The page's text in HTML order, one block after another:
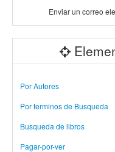
Enviar un correo
Por Autores
Por terminos de Busqueda
Busqueda de libros
Pagar-por-ver